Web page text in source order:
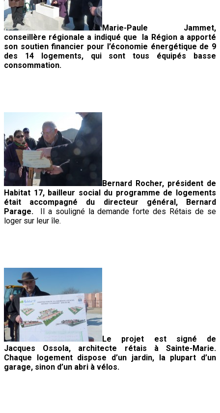
Marie-Paule Jammet,
conseillère régionale a indiqué que la Région a apporté
son soutien financier pour l’économie énergétique de 9
des 14 logements, qui sont tous équipés basse
consommation.
Bernard Rocher, président de
Habitat 17, bailleur social du programme de logements
était accompagné du directeur général, Bernard
Parage. Il a souligné la demande forte des Rétais de se
loger sur leur île.
Le projet est signé de
Jacques Ossola, architecte rétais à Sainte-Marie.
Chaque logement dispose d’un jardin, la plupart d’un
garage, sinon d’un abri à vélos.